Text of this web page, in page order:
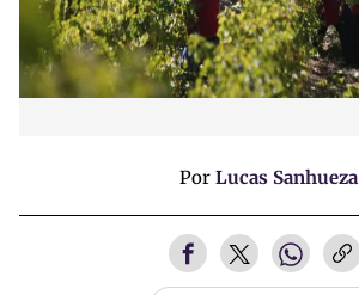
Por Lucas Sanhueza